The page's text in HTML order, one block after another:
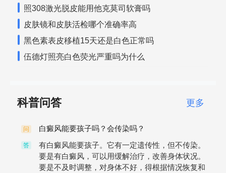
照308激光脱皮能用他克莫司软膏吗
皮肤镜和皮肤活检哪个准确率高
黑色素表皮移植15天还是白色正常吗
伍德灯照亮白色荧光严重吗为什么
科普问答 更多
问 白癜风能要孩子吗？会传染吗？
答
有白癜风能要孩子。它有一定遗传性，但不传染。
要是有白癜风，可以用缓解治疗，改善身体状况。
要是不及时调整，对身体不好，得根据情况恢复和